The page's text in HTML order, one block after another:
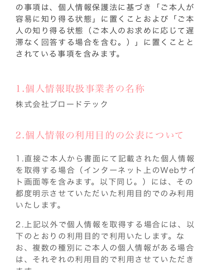
の事項は、個人情報保護法に基づき「ご本人が
容易に知り得る状態」に置くことおよび「ご本
人の知り得る状態（ご本人のお求めに応じて遅
滞なく回答する場合を含む。）」に置くことと
されている事項を含みます。
1.個人情報取扱事業者の名称
株式会社ブロードテック
2.個人情報の利用目的の公表について
1.直接ご本人から書面にて記載された個人情報
を取得する場合（インターネット上のWebサイ
ト画面等を含みます。以下同じ。）には、その
都度明示させていただいた利用目的でのみ利用
いたします。
2.上記以外で個人情報を取得する場合には、以
下のとおりの利用目的で利用いたします。な
お、複数の種別にご本人の個人情報がある場合
は、それぞれの利用目的で利用させていただき